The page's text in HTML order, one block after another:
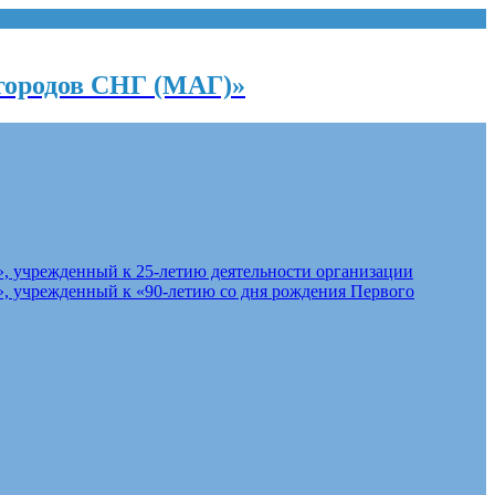
СНГ (МАГ)»
к 25-летию деятельности организации
к «90-летию со дня рождения Первого